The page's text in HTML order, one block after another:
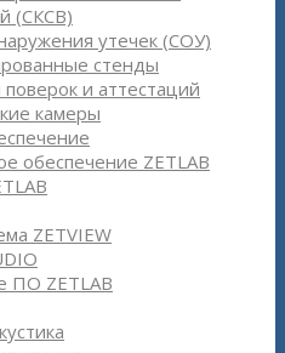
(СКСВ)
утечек (СОУ)
стенды
и аттестаций
камеры
обеспечение ZETLAB
ZETVIEW
ПО ZETLAB